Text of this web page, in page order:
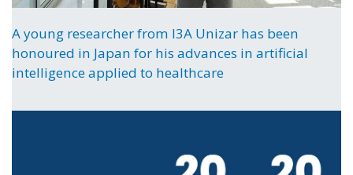
A young researcher from I3A Unizar has been
honoured in Japan for his advances in artificial
intelligence applied to healthcare